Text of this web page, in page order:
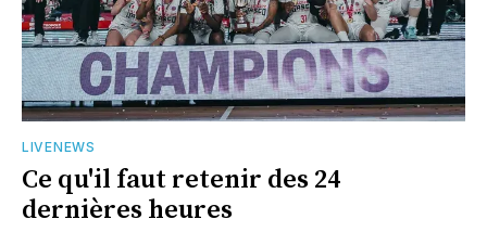
LIVENEWS
Ce qu'il faut retenir des 24
dernières heures